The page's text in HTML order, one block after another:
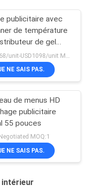
publicitaire avec
de température
de gel
avec
faciale
NE SAIS PAS.
de menus HD
publicitaire
55 pouces
MOQ:1
NE SAIS PAS.
intérieur